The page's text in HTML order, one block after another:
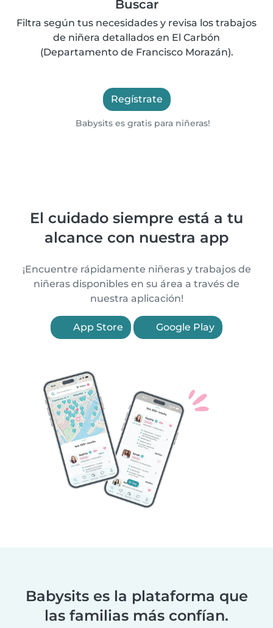
Buscar
Filtra según tus necesidades y revisa los trabajos
de niñera detallados en El Carbón
(Departamento de Francisco Morazán).
Regístrate
Babysits es gratis para niñeras!
El cuidado siempre está a tu
alcance con nuestra app
¡Encuentre rápidamente niñeras y trabajos de
niñeras disponibles en su área a través de
nuestra aplicación!
App Store Google Play
Babysits es la plataforma que
las familias más confían.